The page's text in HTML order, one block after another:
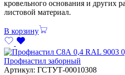
кровельного основания и других
листовой материал.
В корзину
Профнастил заборный
Артикул: ГСТУТ-00010308